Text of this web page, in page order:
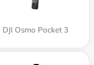
DJI Osmo Pocket 3